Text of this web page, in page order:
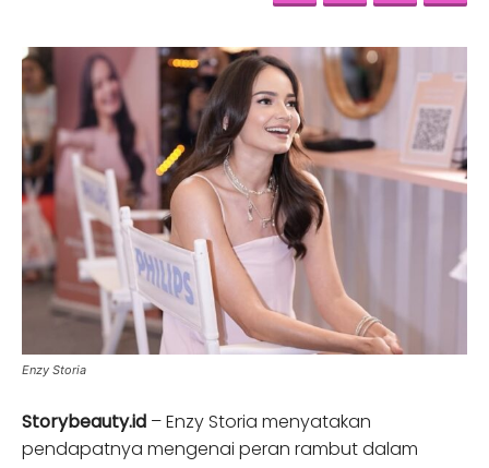
Enzy Storia
Storybeauty.id – Enzy Storia menyatakan
pendapatnya mengenai peran rambut dalam